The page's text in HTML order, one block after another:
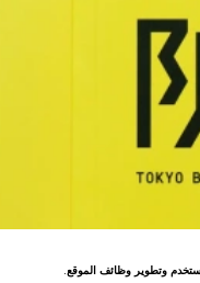
وتطوير وظائف الموقع.